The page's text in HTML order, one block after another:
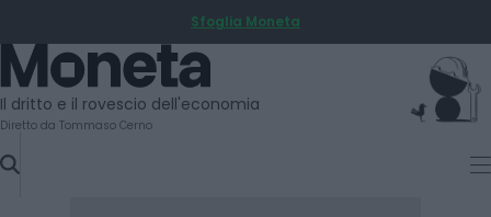
TO
CONTENT
Sfoglia Moneta
Moneta
Il dritto e il rovescio dell'economia
Diretto da Tommaso Cerno